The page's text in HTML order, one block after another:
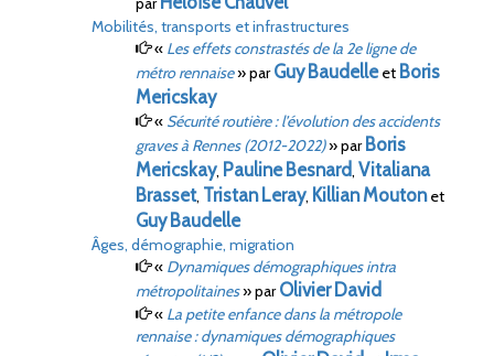
Mobilités, transports et infrastructures
« Les effets constrastés de la 2e ligne de
métro rennaise»parGuy Baudelleet Boris
Mericskay
« Sécurité routière: l’évolution des accidents
graves à Rennes (2012-2022)»parBoris
Mericskay, Pauline Besnard, Vitaliana
Brasset, Tristan Leray, Killian Moutonet
Guy Baudelle
Âges, démographie, migration
« Dynamiques démographiques intra
métropolitaines»parOlivier David
« La petite enfance dans la métropole
rennaise: dynamiques démographiques